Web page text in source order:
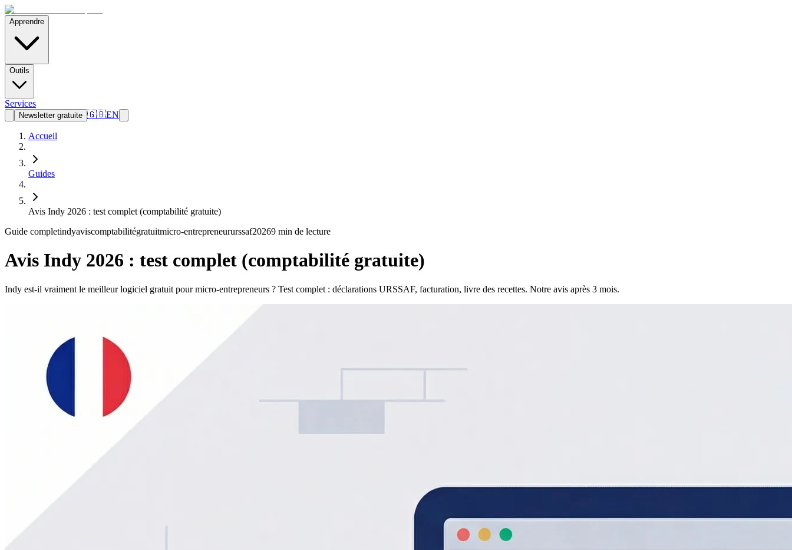
Apprendre
Outils
Services
Newsletter gratuite 🇬🇧EN
Accueil
Guides
Avis Indy 2026 : test complet (comptabilité gratuite)
Guide completindyaviscomptabilitégratuitmicro-entrepreneururssaf20269 min de lecture
Avis Indy 2026 : test complet (comptabilité gratuite)
Indy est-il vraiment le meilleur logiciel gratuit pour micro-entrepreneurs ? Test complet : déclarations URSSAF, facturation, livre des recettes. Notre avis après 3 mois.